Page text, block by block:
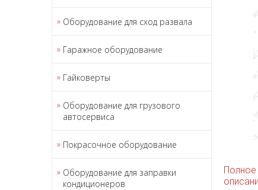
Оборудование для сход развала
Гаражное оборудование
Гайковерты
Оборудование для грузового
автосервиса
Покрасочное оборудование
Оборудование для заправки
кондиционеров
Полное